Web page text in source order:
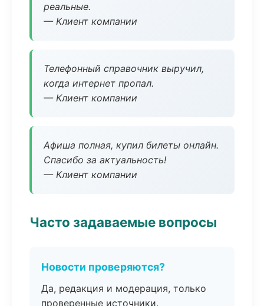
реальные.
— Клиент компании
Телефонный справочник выручил,
когда интернет пропал.
— Клиент компании
Афиша полная, купил билеты онлайн.
Спасибо за актуальность!
— Клиент компании
Часто задаваемые вопросы
Новости проверяются?
Да, редакция и модерация, только
проверенные источники.